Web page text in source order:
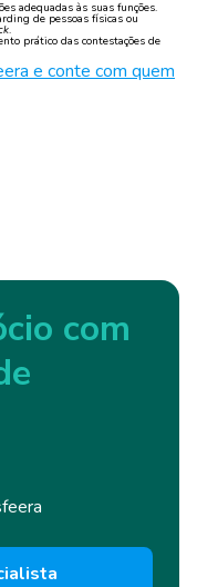
adequadas às suas funções.
de pessoas físicas ou
.
prático das contestações de
e conte com quem
com